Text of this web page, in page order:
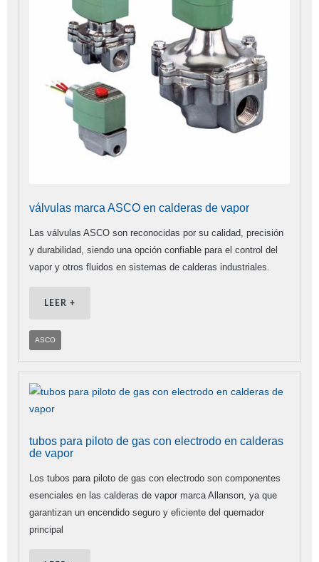
válvulas marca ASCO en calderas de vapor
Las válvulas ASCO son reconocidas por su calidad, precisión
y durabilidad, siendo una opción confiable para el control del
vapor y otros fluidos en sistemas de calderas industriales.
LEER +
ASCO
tubos para piloto de gas con electrodo en calderas
de vapor
Los tubos para piloto de gas con electrodo son componentes
esenciales en las calderas de vapor marca Allanson, ya que
garantizan un encendido seguro y eficiente del quemador
principal